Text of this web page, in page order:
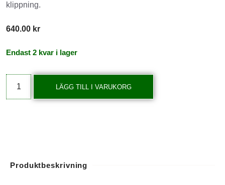
klippning.
640.00 kr
Endast 2 kvar i lager
LÄGG TILL I VARUKORG
Produktbeskrivning